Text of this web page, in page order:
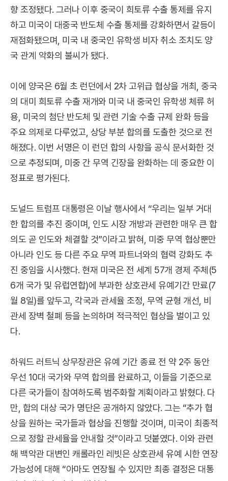
향 조정됐다. 그러나 이후 중국이 희토류 수출 통제를 유지
하고 미국이 대중국 반도체 수출 통제를 강화하면서 갈등이
재점화됐으며, 미국 내 중국인 유학생 비자 취소 조치도 양
국 관계 악화의 불씨가 됐다.
이에 양국은 6월 초 런던에서 2차 고위급 협상을 개최, 중국
의 대미 희토류 수출 재개와 미국 내 중국인 유학생 체류 허
용, 미국의 첨단 반도체 및 관련 기술 수출 규제 완화 등을
주요 의제로 다루었고, 상당 부분 합의를 도출한 것으로 전
해졌다. 이번 서명은 이 런던 합의 사항을 공식 문서화한 것
으로 추정되며, 미중 간 무역 긴장을 완화하는 데 중요한 이
정표로 평가된다.
도널드 트럼프 대통령은 이날 행사에서 “우리는 일부 거대
한 합의를 추진 중이며, 인도 시장 개방과 관련한 매우 큰 합
의도 곧 인도와 체결할 것”이라고 밝혀, 미중 무역 협상뿐만
아니라 인도 등 다른 주요 무역 파트너와의 협력 강화도 추
진 중임을 시사했다. 현재 미국은 전 세계 57개 경제 주체(5
6개 국가 및 유럽연합)에 부과한 상호관세 유예기간 만료(7
월 8일)를 앞두고, 각국과 관세율 조정, 무역 균형 개선, 비
관세 장벽 철폐 등을 논의하며 적극적인 협상을 벌이고 있
다.
하워드 러트닉 상무장관은 유예 기간 종료 전 약 2주 동안
우선 10대 국가와 무역 합의를 완료하고, 이들을 기준으로
다른 국가들이 참여하도록 범주화할 계획이라고 밝혔다. 다
만, 합의 대상 국가 명단은 공개하지 않았다. 그는 “추가 협
상을 원하는 국가들과 협상을 진행할 것이며, 미국이 최종적
으로 정할 관세율을 안내할 것”이라고 덧붙였다. 이와 관련
해 백악관 대변인 캐롤라인 레빗은 상호관세 유예 시한 연장
가능성에 대해 “아마도 연장될 수 있지만 최종 결정은 대통